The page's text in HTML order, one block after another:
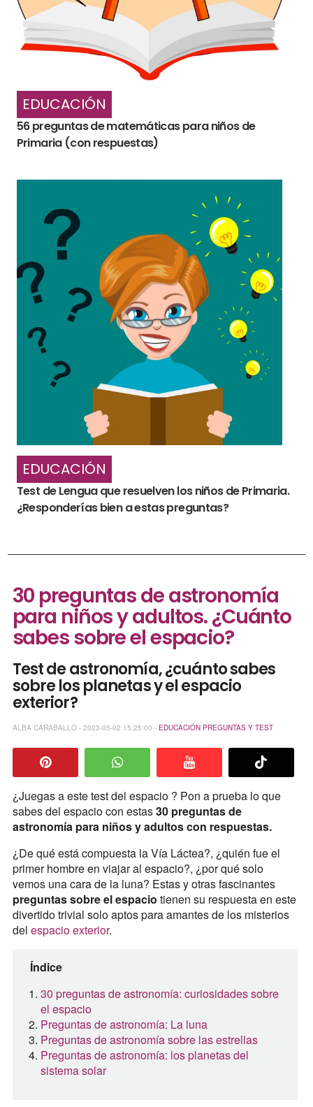
EDUCACIÓN
56 preguntas de matemáticas para niños de
Primaria (con respuestas)
EDUCACIÓN
Test de Lengua que resuelven los niños de Primaria.
¿Responderías bien a estas preguntas?
30 preguntas de astronomía
para niños y adultos. ¿Cuánto
sabes sobre el espacio?
Test de astronomía, ¿cuánto sabes
sobre los planetas y el espacio
exterior?
ALBA CARABALLO - 2023-05-02 15:25:00 - EDUCACIÓN PREGUNTAS Y TEST
¿Juegas a este test del espacio ? Pon a prueba lo que
sabes del espacio con estas30 preguntas de
astronomía para niños y adultos con respuestas.
¿De qué está compuesta la Vía Láctea?, ¿quién fue el
primer hombre en viajar al espacio?, ¿por qué solo
vemos una cara de la luna? Estas y otras fascinantes
preguntas sobre el espacio tienen su respuesta en este
divertido trivial solo aptos para amantes de los misterios
del espacio exterior.
Índice
30 preguntas de astronomía: curiosidades sobre
el espacio
Preguntas de astronomía: La luna
Preguntas de astronomía sobre las estrellas
Preguntas de astronomía: los planetas del
sistema solar